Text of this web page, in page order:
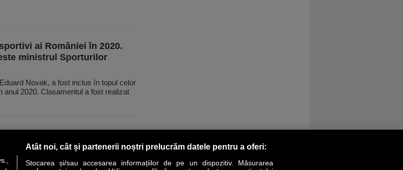
ai României în 2020.
ministrul Sporturilor
Novak, a fost inclus în topul celor
anul 2020. Clasamentul a fost realizat
Atât noi, cât și partenerii noștri prelucrăm datele pentru a oferi:
Stocarea și/sau accesarea informațiilor de pe un dispozitiv. Măsurarea